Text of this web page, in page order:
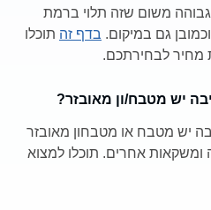
גבוהה משום שזה תלוי ברמת
גם במיקום. בדף זה תוכלו
מחיר לבחירתכם.
יש מטבח/ון מאובזר?
יש מטבח או מטבחון מאובזר
ומשקאות אחרים. תוכלו למצוא